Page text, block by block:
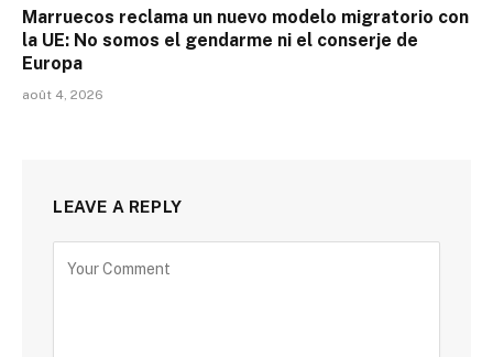
Marruecos reclama un nuevo modelo migratorio con
la UE: No somos el gendarme ni el conserje de
Europa
août 4, 2026
LEAVE A REPLY